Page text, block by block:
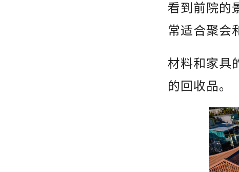
看到前院的
常适合聚会
材料和家具
的回收品。